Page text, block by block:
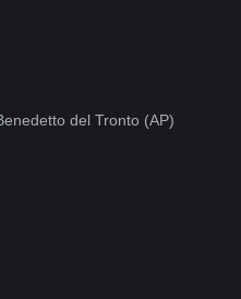
del Tronto (AP)